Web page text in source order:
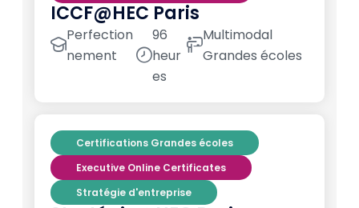
ICCF@HEC Paris
Perfection
nement
96
heur
es
Multimodal
Grandes écoles
Certifications Grandes écoles
Executive Online Certificates
Stratégie d'entreprise